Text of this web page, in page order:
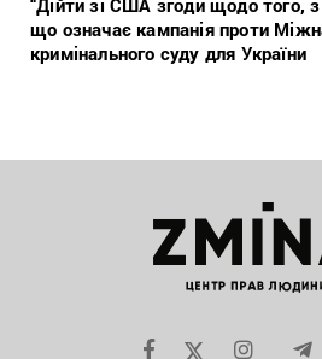
“Дійти зі США згоди щодо того,
що означає кампанія проти
кримінального суду для України